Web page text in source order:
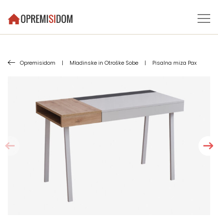
Opremisidom | Mladinske in Otroške Sobe | Pisalna miza Pax